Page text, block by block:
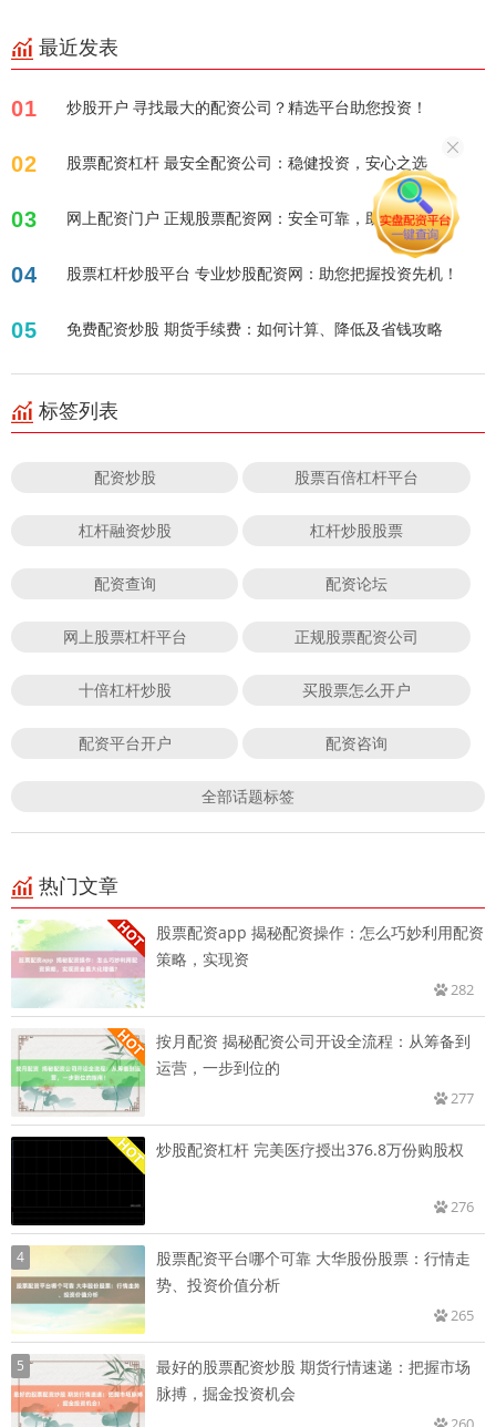
最近发表
01 炒股开户 寻找最大的配资公司？精选平台助您投资！
02 股票配资杠杆 最安全配资公司：稳健投资，安心之选
03 网上配资门户 正规股票配资网：安全可靠，助您投资！
04 股票杠杆炒股平台 专业炒股配资网：助您把握投资先机！
05 免费配资炒股 期货手续费：如何计算、降低及省钱攻略
标签列表
配资炒股 股票百倍杠杆平台
杠杆融资炒股 杠杆炒股股票
配资查询 配资论坛
网上股票杠杆平台 正规股票配资公司
十倍杠杆炒股 买股票怎么开户
配资平台开户 配资咨询
全部话题标签
热门文章
股票配资app 揭秘配资操作：怎么巧妙利用配资
策略，实现资
282
按月配资 揭秘配资公司开设全流程：从筹备到
运营，一步到位的
277
炒股配资杠杆 完美医疗授出376.8万份购股权
276
4
股票配资平台哪个可靠 大华股份股票：行情走
势、投资价值分析
265
5
最好的股票配资炒股 期货行情速递：把握市场
脉搏，掘金投资机会